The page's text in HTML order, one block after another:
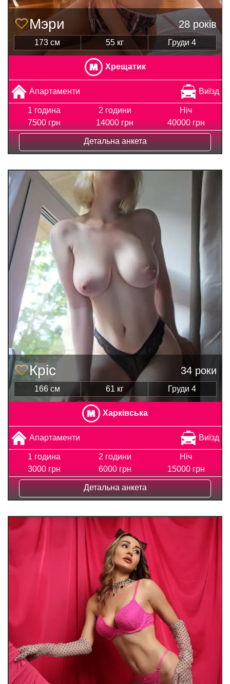
Мэри 28 років
173 см 55 кг Груди 4
Хрещатик
Апартаменти Виїзд
1 година
7500 грн
2 години
14000 грн
Ніч
40000 грн
Детальна анкета
Кріс 34 роки
166 см 61 кг Груди 4
Харківська
Апартаменти Виїзд
1 година
3000 грн
2 години
6000 грн
Ніч
15000 грн
Детальна анкета